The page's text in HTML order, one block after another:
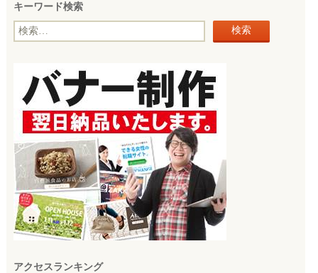
キーワード検索
検
アクセスランキング